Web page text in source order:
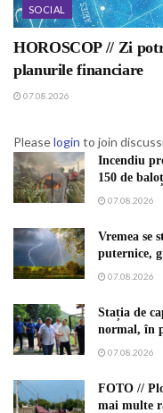
SOCIAL
HOROSCOP // Zi
planurile financiare
07.08.2026
Pleaselogin to join
Incendiu
150 de
07.08.2026
Vremea se
puternice,
07.08.2026
Stația de
normal, în
07.08.2026
FOTO //
mai multe